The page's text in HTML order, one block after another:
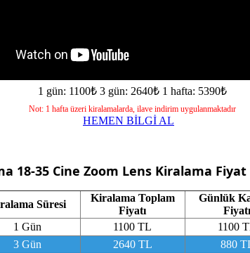
1 gün: 1100₺ 3 gün: 2640₺ 1 hafta: 5390₺
Not: 1 hafta üzeri kiralamalarda, ilave indirim uygulanmaktadır
HEMEN BİLGİ AL
18-35 Cine Zoom Lens Kiralama Fiyat
Süresi
Kiralama Toplam
Fiyatı
Günlük
Fiyatı
1 Gün
1100 TL
1100
3 Gün
2640 TL
880